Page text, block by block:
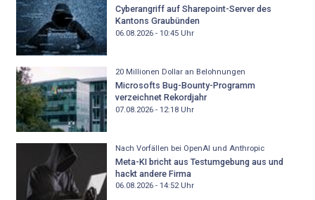
Cyberangriff auf Sharepoint-Server des
Kantons Graubünden
06.08.2026 - 10:45Uhr
20 Millionen Dollar an Belohnungen
Microsofts Bug-Bounty-Programm
verzeichnet Rekordjahr
07.08.2026 - 12:18Uhr
Nach Vorfällen bei OpenAI und Anthropic
Meta-KI bricht aus Testumgebung aus und
hackt andere Firma
06.08.2026 - 14:52Uhr